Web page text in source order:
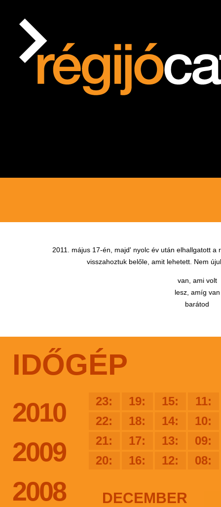
2011. május 17-én, majd' nyolc év után elhallgatott
visszahoztuk belőle, amit lehetett. Nem
van, ami volt
lesz, amíg van
barátod
IDŐGÉP
2010
2009
2008
23: 19: 15:
11:
22:
18: 14:
10:
21:
17: 13:
09:
20:
16: 12: 08:
DECEMBER